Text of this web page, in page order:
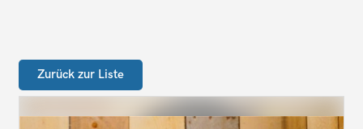
Zurück zur Liste